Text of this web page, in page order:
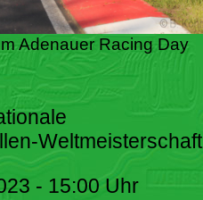
Adenauer Racing Day
Weltmeisterschaft
- 15:00 Uhr